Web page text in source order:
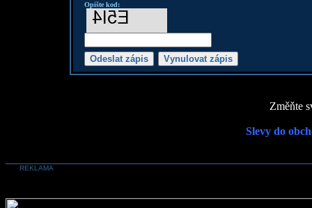
Opište kod:
Změňte
Slevy do
REKLAMA